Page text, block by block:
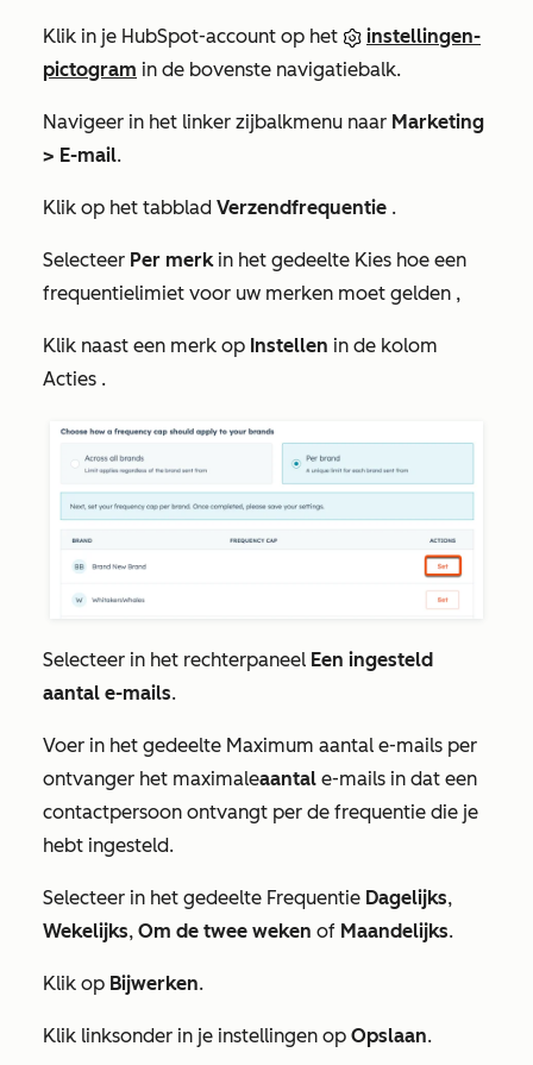
Klik in je HubSpot-account op het
instellingen-
pictogram in de bovenste navigatiebalk.
Navigeer in het linker zijbalkmenu naar Marketing
> E-mail.
Klik op het tabblad Verzendfrequentie .
Selecteer Per merkin het gedeelte Kies hoe een
frequentielimiet voor uw merken moet gelden ,
Klik naast een merk op Instellen in de kolom
Acties .
Selecteer in het rechterpaneel Een ingesteld
aantal e-mails.
Voer in het gedeelte Maximum aantal e-mails per
ontvanger het maximaleaantal e-mails in dat een
contactpersoon ontvangt per de frequentie die je
hebt ingesteld.
Selecteer in het gedeelte Frequentie Dagelijks,
Wekelijks, Om de twee weken of Maandelijks.
Klik op Bijwerken.
Klik linksonder in je instellingen op Opslaan.